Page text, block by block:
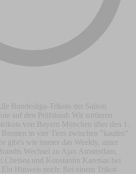
Bundesliga-Trikots der Saison
auf den Prüfstand: Wir sortieren
von Bayern München über den 1.
in vier Tiers zwischen "kaufen"
gibt's wie immer das Weekly, unter
Wechsel zu Ajax Amsterdam,
und Konstantin Karetsas bei
Hinweis noch: Bei einem Trikot-